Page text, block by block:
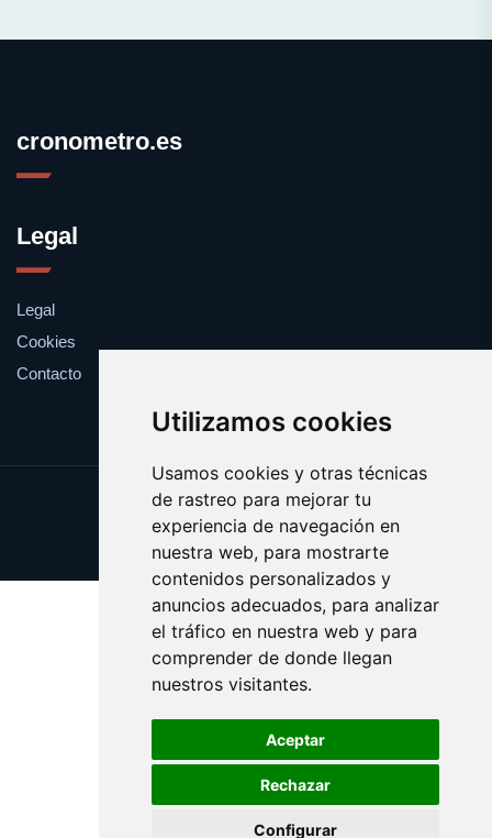
Utilizamos cookies
Usamos cookies y otras técnicas
de rastreo para mejorar tu
experiencia de navegación en
nuestra web, para mostrarte
contenidos personalizados y
anuncios adecuados, para analizar
el tráfico en nuestra web y para
comprender de donde llegan
nuestros visitantes.
Aceptar
Rechazar
Configurar
cronometro.es
Legal
Legal
Cookies
Contacto
Update cookies preferences
Copyright © 2025 cronometro.es